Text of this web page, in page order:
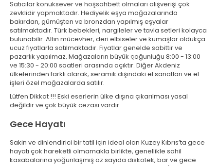
Satıcılar konuksever ve hoşsohbett olmaları alışverişi çok
zevklidir yapmaktadır. Hediyelik eşya mağazalarında
bakırdan, gümüşten ve bronzdan yapılmış eşyalar
satılmaktadır. Türk bebekleri, nargileler ve tavla setleri kolayca
bulunabilir. Altın mücevher, deri elbiseler ve kumaşlar oldukça
ucuz fiyatlarla satılmaktadır. Fiyatlar genelde sabittir ve
pazarlık yapılmaz. Mağazaların büyük çoğunluğu 8:00 - 13:00
ve 15:30 - 20:00 saatleri arasında açıktır. Diğer Akdeniz
ülkelerinden farklı olarak, seramik dışındaki el sanatları ve el
işleri özel mağazalarda satılır.
Lütfen Dikkat !!! Eski eserlerin ülke dışına çıkarılması yasal
değildir ve çok büyük cezası vardır.
Gece Hayatı
Sakin ve dinlendirici bir tatil için ideal olan Kuzey Kıbrıs’ta gece
hayatı çok hareketli olmamakla birlikte, genellikle sahil
kasabalarına yoğunlaşmış az sayıda diskotek, bar ve gece